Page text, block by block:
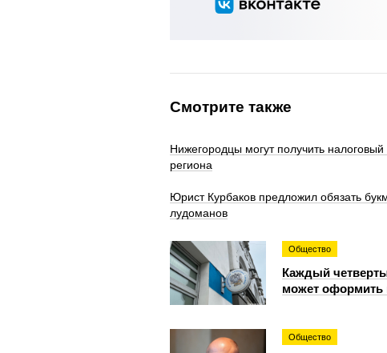
Смотрите также
Нижегородцы могут получить
региона
Юрист Курбаков предложил обязать
лудоманов
Общество
Каждый
может оформить
Общество